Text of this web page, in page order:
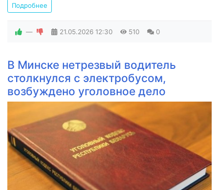
Подробнее
— 21.05.2026 12:30 510 0
В Минске нетрезвый водитель
столкнулся с электробусом,
возбуждено уголовное дело